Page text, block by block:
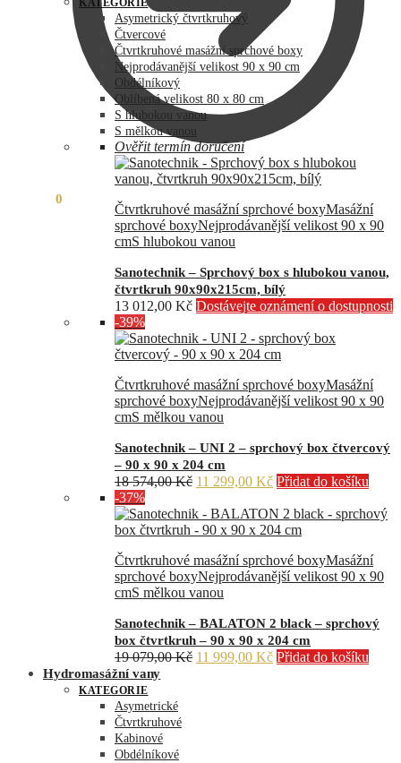
0
73
990,00 Kč.
60
890,00 Kč.
KATEGORIE
Asymetrický čtvrtkruhový
Čtvercové
Čtvrtkruhové masážní sprchové boxy
Nejprodávanější velikost 90 x 90 cm
Obdélníkový
Oblíbená velikost 80 x 80 cm
S hlubokou vanou
S mělkou vanou
Ověřit termín doručení
Čtvrtkruhové masážní sprchové boxyMasážní
sprchové boxyNejprodávanější velikost 90 x 90
cmS hlubokou vanou
Sanotechnik – Sprchový box s hlubokou vanou,
čtvrtkruh 90x90x215cm, bílý
13 012,00 Kč Dostávejte oznámení o dostupnosti
-39%
Čtvrtkruhové masážní sprchové boxyMasážní
sprchové boxyNejprodávanější velikost 90 x 90
cmS mělkou vanou
Sanotechnik – UNI 2 – sprchový box čtvercový
– 90 x 90 x 204 cm
18 574,00Kč Původní
byla:
18
11 299,00 KčAktuální
je:
11
Přidat do košíku
-37%
Čtvrtkruhové masážní sprchové boxyMasážní
sprchové boxyNejprodávanější velikost 90 x 90
cmS mělkou vanou
Sanotechnik – BALATON 2 black – sprchový
box čtvrtkruh – 90 x 90 x 204 cm
19 079,00Kč Původní
11 999,00 KčAktuální
Přidat do košíku
Hydromasážní vany
KATEGORIE
Asymetrické
Čtvrtkruhové
Kabinové
Obdélníkové